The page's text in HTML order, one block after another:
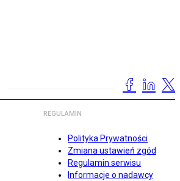
REGULAMIN
Polityka Prywatności
Zmiana ustawień zgód
Regulamin serwisu
Informacje o nadawcy